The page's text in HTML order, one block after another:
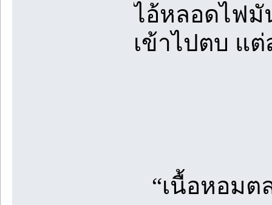
ไอ้หลอดไฟมั
เข้าไปตบ แ
“เนื้อหอมต